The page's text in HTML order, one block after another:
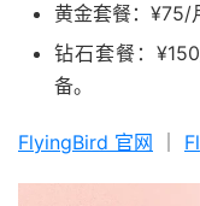
黄金套餐：¥75/
钻石套餐：
备。
FlyingBird 官网